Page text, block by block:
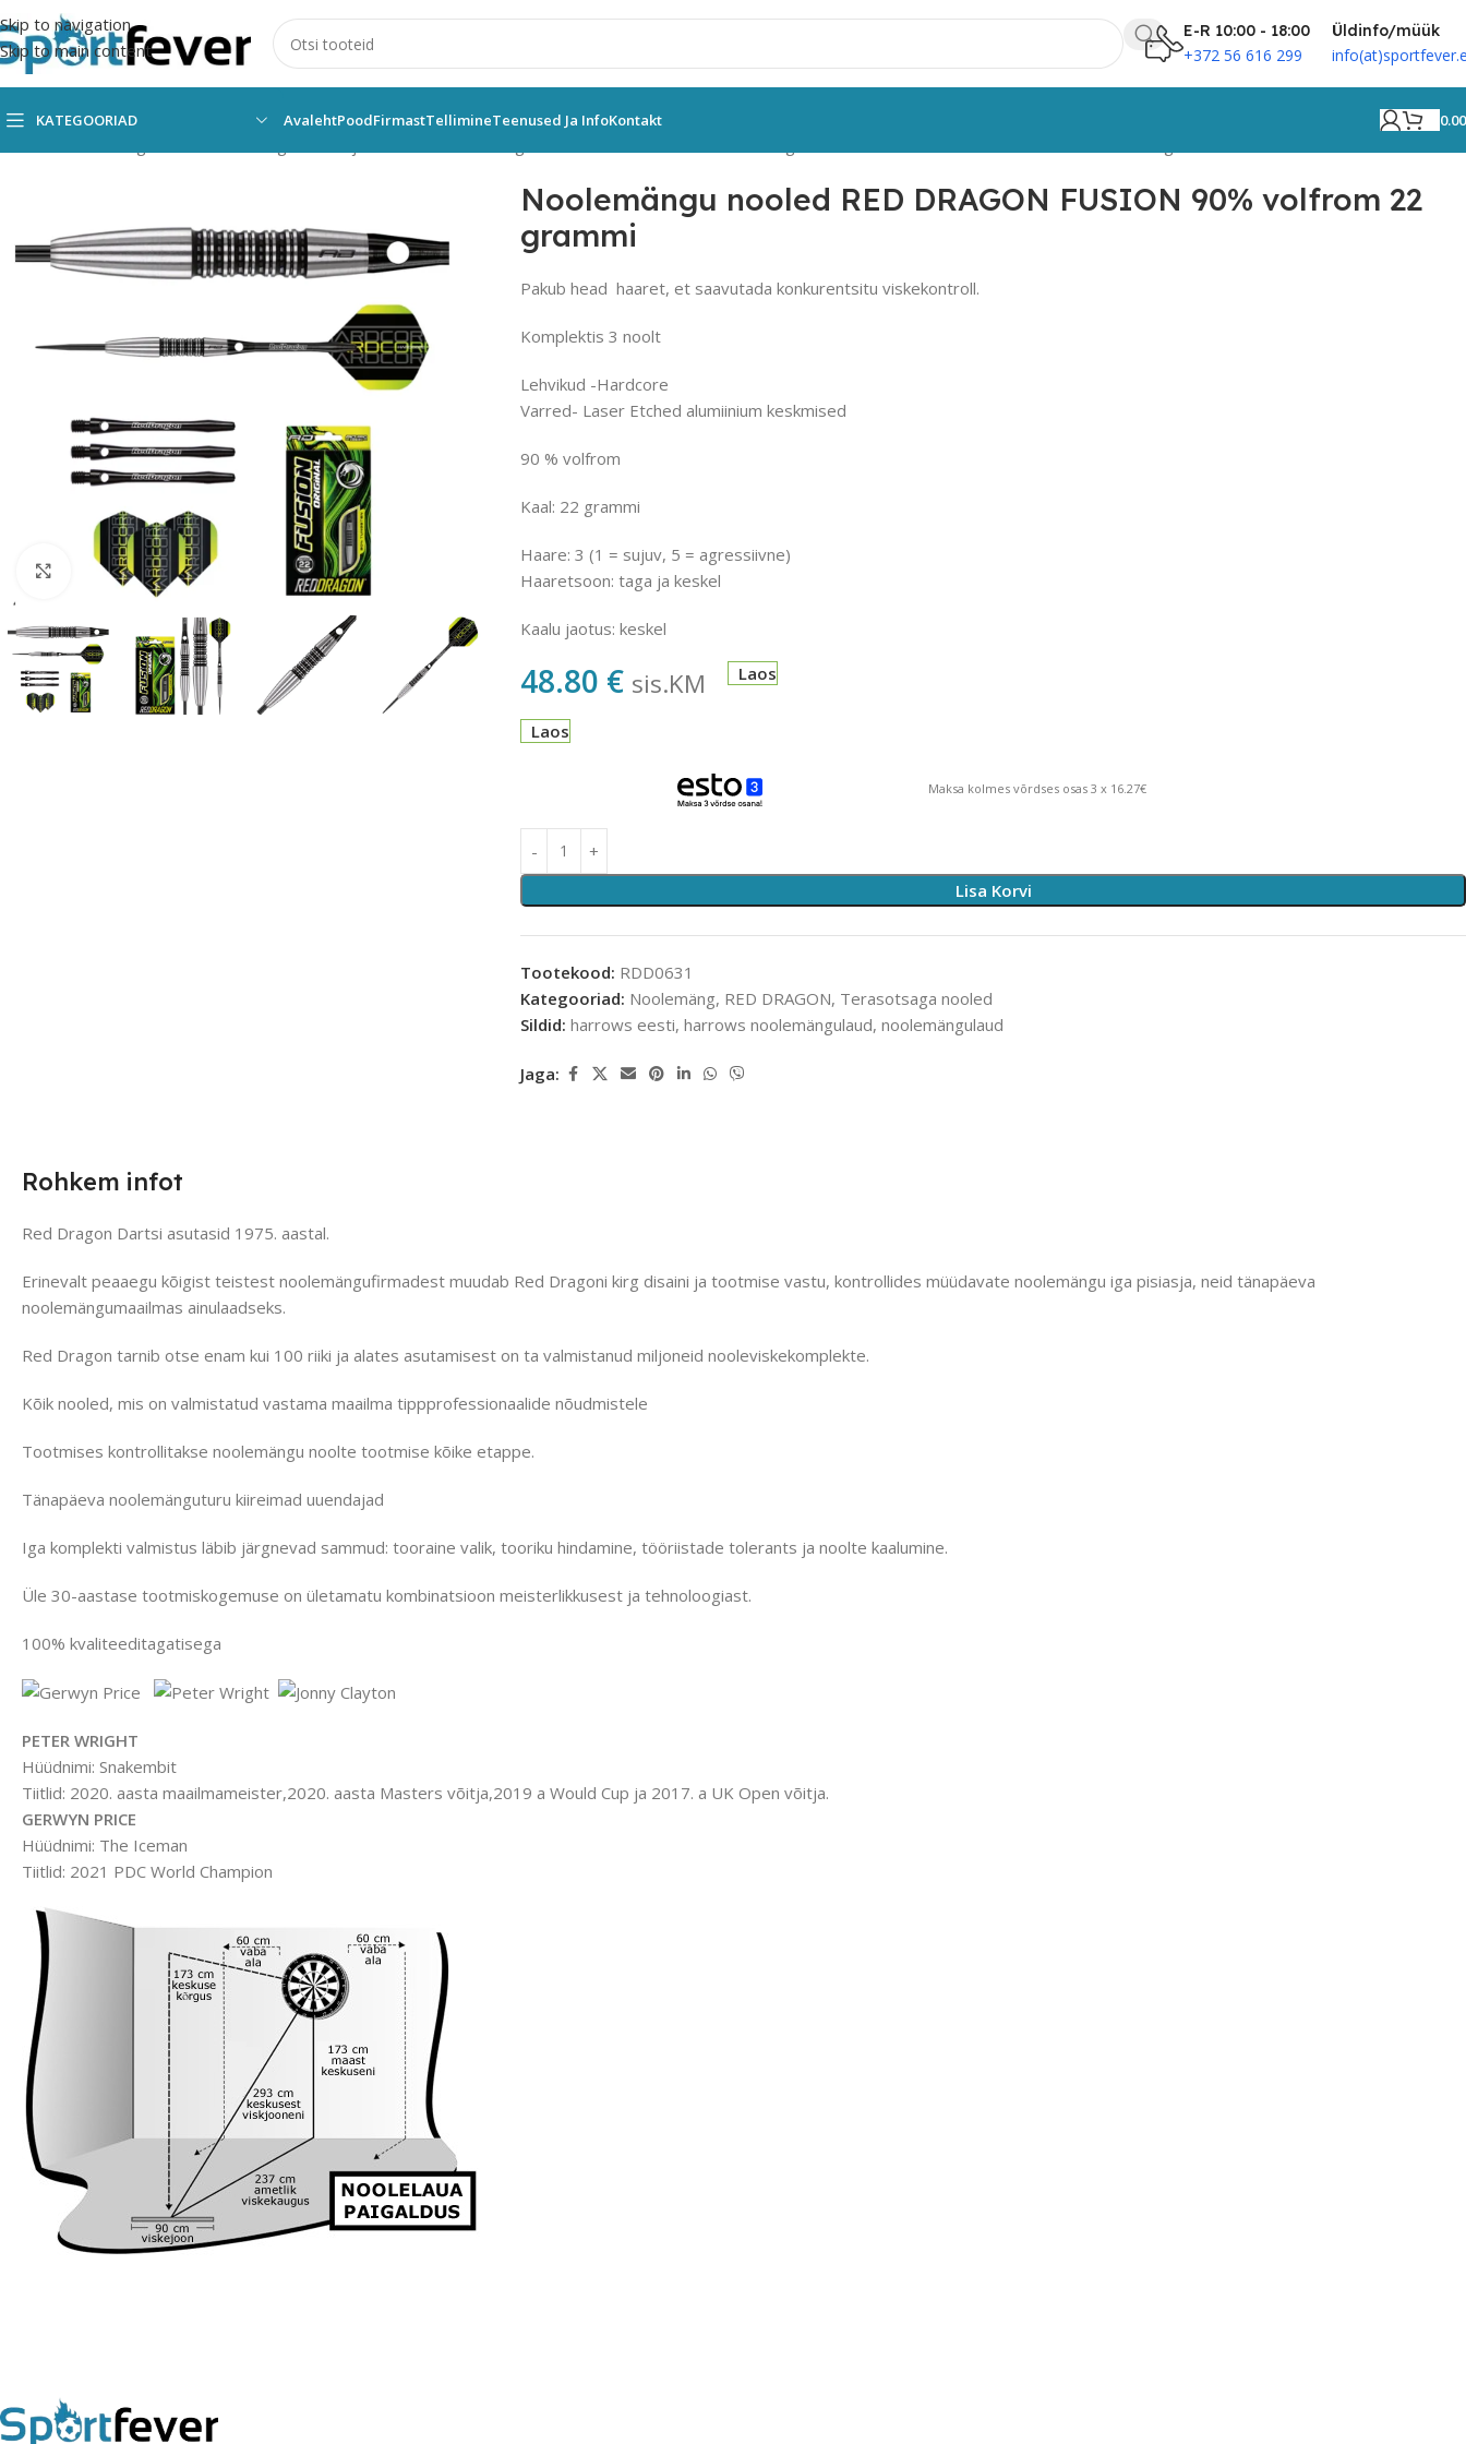
Skip to navigation
Skip to main content
E-R 10:00 - 18:00
+372 56 616 299
Üldinfo/müük
KATEGOORIAD AvalehtPoodFirmastTellimineTeenused Ja InfoKontakt
Suurendamiseks klõpsake
Noolemängu nooled RED DRAGON FUSION 90% volfrom 22
grammi
Pakub head haaret, et saavutada konkurentsitu viskekontroll.
Komplektis 3 noolt
Lehvikud -Hardcore
Varred- Laser Etched alumiinium keskmised
90 % volfrom
Kaal: 22 grammi
Haare: 3 (1 = sujuv, 5 = agressiivne)
Haaretsoon: taga ja keskel
Kaalu jaotus: keskel
48.80 € sis.KM Laos
Laos
Maksa kolmes võrdses osas 3 x 16.27€
Lisa Korvi
Tootekood: RDD0631
Kategooriad: Noolemäng, RED DRAGON, Terasotsaga nooled
Sildid: harrows eesti, harrows noolemängulaud, noolemängulaud
Jaga:
Rohkem infot
Red Dragon Dartsi asutasid 1975. aastal.
Erinevalt peaaegu kõigist teistest noolemängufirmadest muudab Red Dragoni kirg disaini ja tootmise vastu, kontrollides müüdavate noolemängu iga pisiasja, neid tänapäeva
noolemängumaailmas ainulaadseks.
Red Dragon tarnib otse enam kui 100 riiki ja alates asutamisest on ta valmistanud miljoneid nooleviskekomplekte.
Kõik nooled, mis on valmistatud vastama maailma tippprofessionaalide nõudmistele
Tootmises kontrollitakse noolemängu noolte tootmise kõike etappe.
Tänapäeva noolemänguturu kiireimad uuendajad
Iga komplekti valmistus läbib järgnevad sammud: tooraine valik, tooriku hindamine, tööriistade tolerants ja noolte kaalumine.
Üle 30-aastase tootmiskogemuse on ületamatu kombinatsioon meisterlikkusest ja tehnoloogiast.
100% kvaliteeditagatisega
PETER WRIGHT
Hüüdnimi: Snakembit
Tiitlid: 2020. aasta maailmameister,2020. aasta Masters võitja,2019 a Would Cup ja 2017. a UK Open võitja.
GERWYN PRICE
Hüüdnimi: The Iceman
Tiitlid: 2021 PDC World Champion